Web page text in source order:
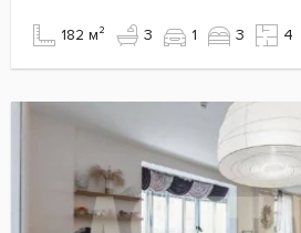
182 м² 3 1 3 4